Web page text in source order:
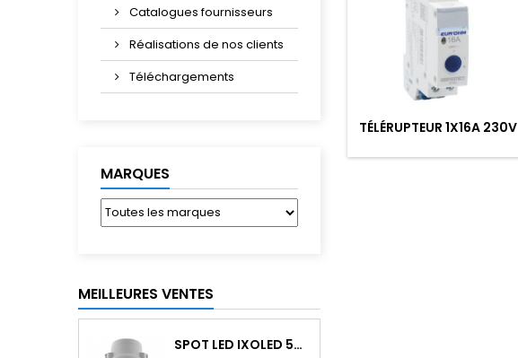
Catalogues fournisseurs
Réalisations de nos clients
Téléchargements
MARQUES
MEILLEURES VENTES
SPOT LED IXOLED 5W ORIENTABLE CCT DIMMABLE 600LM IP65 BLANC BBC
TÉLÉRUPTEUR 1X16A 230V